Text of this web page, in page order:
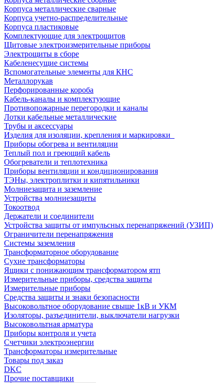
Корпуса металлические сварные
Корпуса учетно-распределительные
Корпуса пластиковые
Комплектующие для электрощитов
Щитовые электроизмерительные приборы
Электрощиты в сборе
Кабеленесущие системы
Вспомогательные элементы для КНС
Металлорукав
Перфорированные короба
Кабель-каналы и комплектующие
Противопожарные перегородки и каналы
Лотки кабельные металлические
Трубы и аксессуары
Изделия для изоляции, крепления и маркировки
Приборы обогрева и вентиляции
Теплый пол и греющий кабель
Обогреватели и теплотехника
Приборы вентиляции и кондиционирования
ТЭНы, электроплитки и кипятильники
Молниезащита и заземление
Устройства молниезащиты
Токоотвод
Держатели и соединители
Устройства защиты от импульсных перенапряжений (УЗИП)
Ограничители перенапряжения
Системы заземления
Трансформаторное оборудование
Сухие трансформаторы
Ящики с понижающим трансформатором ятп
Измерительные приборы, средства защиты
Измерительные приборы
Средства защиты и знаки безопасности
Высоковольтное оборудование свыше 1кВ и УКМ
Изоляторы, разъединители, выключатели нагрузки
Высоковольтная арматура
Приборы контроля и учета
Счетчики электроэнергии
Трансформаторы измерительные
Товары под заказ
DKC
Прочие поставщики